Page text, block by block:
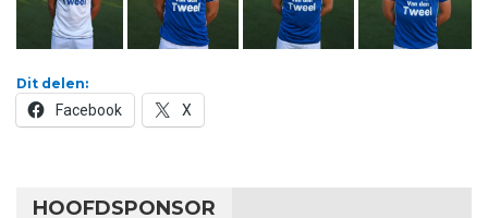
Dit delen:
Facebook X
HOOFDSPONSOR